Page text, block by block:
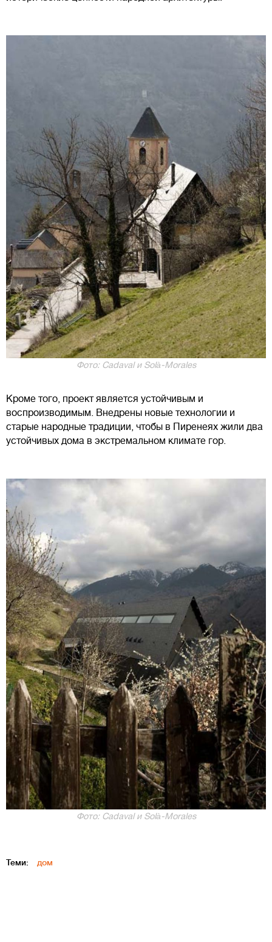
Фото: Cadaval и Solà-Morales
Кроме того, проект является устойчивым и
воспроизводимым. Внедрены новые технологии и
старые народные традиции, чтобы в Пиренеях жили два
устойчивых дома в экстремальном климате гор.
Фото: Cadaval и Solà-Morales
Теми: дом